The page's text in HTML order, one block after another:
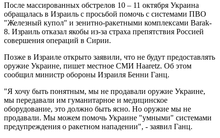
После массированных обстрелов 10 – 11 октября Украина
обращалась в Израиль с просьбой помочь с системами ПВО
"Железный купол" и зенитно-ракетными комплексами Barak-
8. Израиль отказал якобы из-за страха препятствия Россией
совершения операций в Сирии.
Позже в Израиле открыто заявили, что не будут предоставлять
оружие Украине, пишет местное СМИ Haaretz. Об этом
сообщил министр обороны Израиля Бенни Ганц.
"Я хочу быть понятным, мы не продавали оружие Украине,
мы передавали им гуманитарное и медицинское
оборудование, это должно быть ясно. Но оружие мы не
продавали. Мы можем помочь Украине "умными" системами
предупреждения о ракетном нападении", - заявил Ганц.